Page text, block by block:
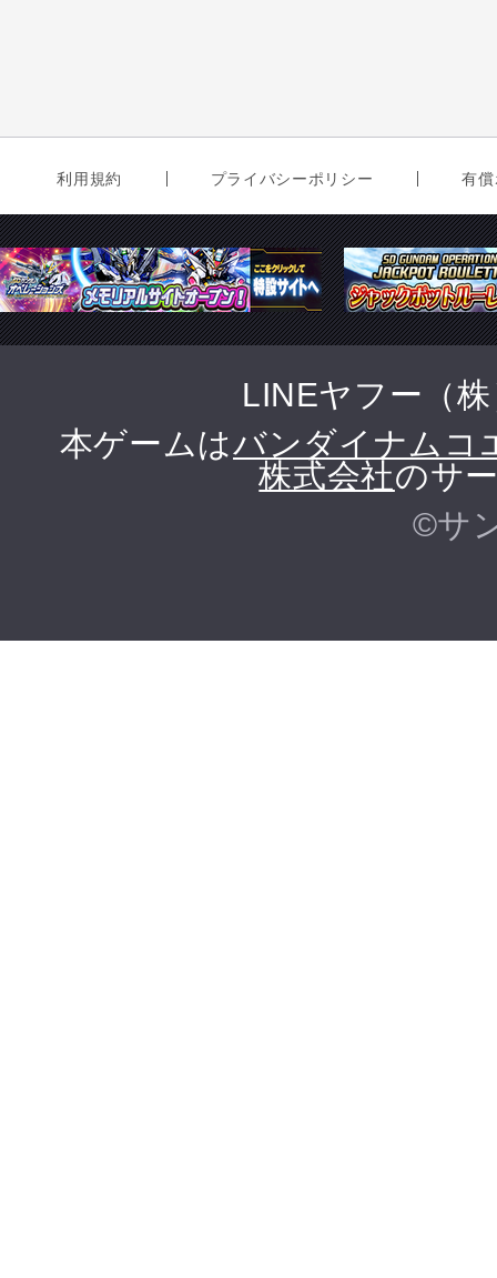
利用規約 プライバシーポリシー 有
LINEヤフー（
本ゲームはバンダイナムコ
株式会社のサ
©サ